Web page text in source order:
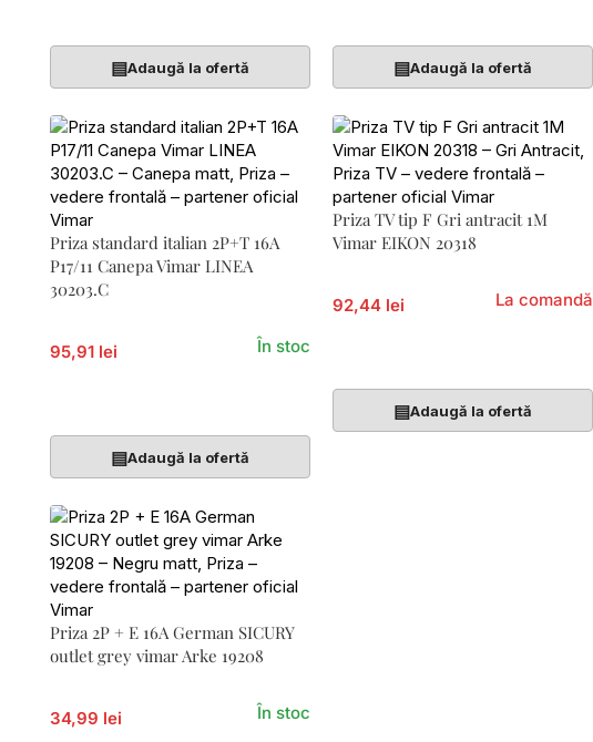
▤Adaugă la ofertă ▤Adaugă la ofertă
Priza standard italian 2P+T 16A
P17/11 Canepa Vimar LINEA
30203.C
95,91 lei În stoc
▤Adaugă la ofertă
Priza TV tip F Gri antracit 1M
Vimar EIKON 20318
92,44 lei La comandă
▤Adaugă la ofertă
Priza 2P + E 16A German SICURY
outlet grey vimar Arke 19208
34,99 lei În stoc